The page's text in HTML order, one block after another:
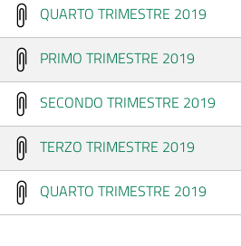
QUARTO TRIMESTRE 2019
PRIMO TRIMESTRE 2019
SECONDO TRIMESTRE 2019
TERZO TRIMESTRE 2019
QUARTO TRIMESTRE 2019